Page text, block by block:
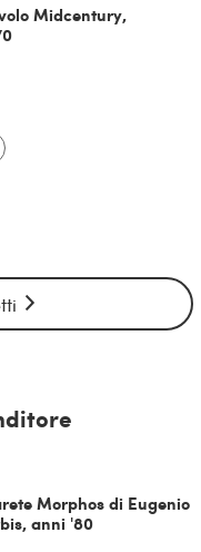
Midcentury,
Morphos di Eugenio
anni '80